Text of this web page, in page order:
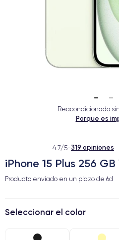
Reacondicionado
Porque es
4.7/5-319 opiniones
iPhone 15 Plus 256
Producto enviado en un plazo de 6d
Seleccionar el color